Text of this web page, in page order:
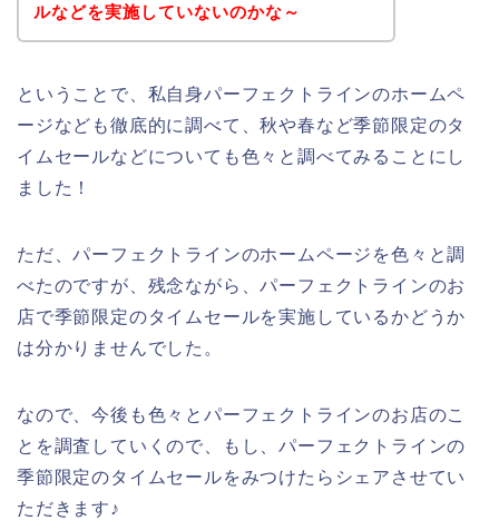
ルなどを実施していないのかな～
ということで、私自身パーフェクトラインのホームペ
ージなども徹底的に調べて、秋や春など季節限定のタ
イムセールなどについても色々と調べてみることにし
ました！
ただ、パーフェクトラインのホームページを色々と調
べたのですが、残念ながら、パーフェクトラインのお
店で季節限定のタイムセールを実施しているかどうか
は分かりませんでした。
なので、今後も色々とパーフェクトラインのお店のこ
とを調査していくので、もし、パーフェクトラインの
季節限定のタイムセールをみつけたらシェアさせてい
ただきます♪